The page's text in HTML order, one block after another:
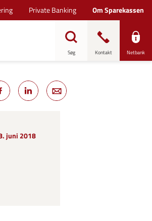
Private Banking Om Sparekassen
Søg Kontakt Netbank
juni 2018